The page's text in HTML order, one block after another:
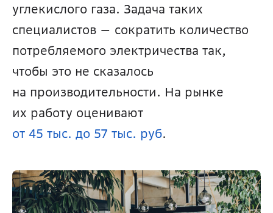
углекислого газа. Задача таких
специалистов — сократить количество
потребляемого электричества так,
чтобы это не сказалось
на производительности. На рынке
от 45 тыс. до 57 тыс. руб.